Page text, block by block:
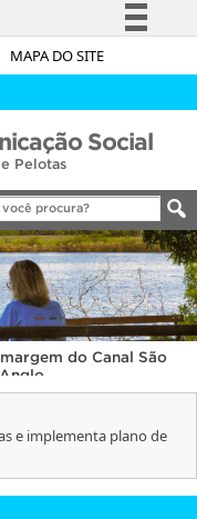
MAPA DO SITE
Simplifique!
à informação
Legislação
Canais
Social
Pelotas
do Canal São
e implementa plano de